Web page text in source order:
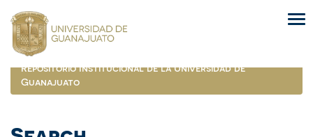
navigation
Repositorio Institucional de la Universidad de
Guanajuato